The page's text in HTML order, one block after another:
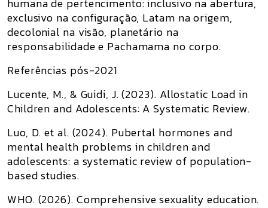
humana de pertencimento: inclusivo na abertura,
exclusivo na configuração, Latam na origem,
decolonial na visão, planetário na
responsabilidade e Pachamama no corpo.
Referências pós-2021
Lucente, M., & Guidi, J. (2023). Allostatic Load in
Children and Adolescents: A Systematic Review.
Luo, D. et al. (2024). Pubertal hormones and
mental health problems in children and
adolescents: a systematic review of population-
based studies.
WHO. (2026). Comprehensive sexuality education.